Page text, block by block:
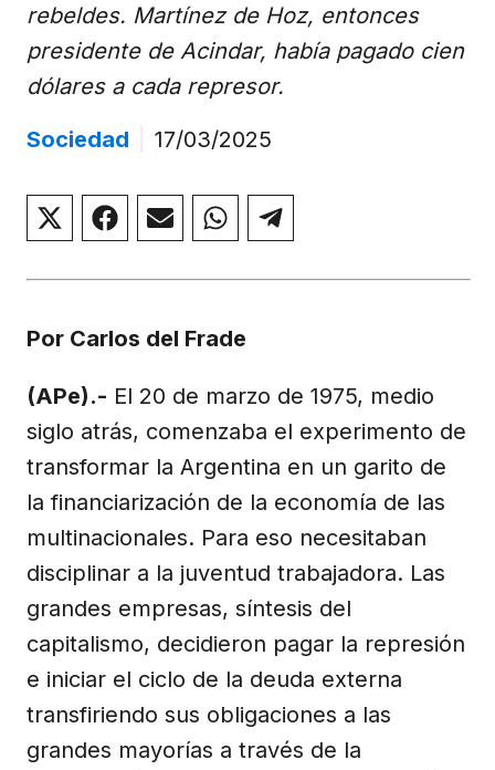
rebeldes. Martínez de Hoz, entonces
presidente de Acindar, había pagado cien
dólares a cada represor.
Sociedad
17/03/2025
Compartir
en
(Twitter)
Compartir
en
Compartir
en
Compartir
en
Compartir
en
Por Carlos del Frade
(APe).- El 20 de marzo de 1975, medio
siglo atrás, comenzaba el experimento de
transformar la Argentina en un garito de
la financiarización de la economía de las
multinacionales. Para eso necesitaban
disciplinar a la juventud trabajadora. Las
grandes empresas, síntesis del
capitalismo, decidieron pagar la represión
e iniciar el ciclo de la deuda externa
transfiriendo sus obligaciones a las
grandes mayorías a través de la